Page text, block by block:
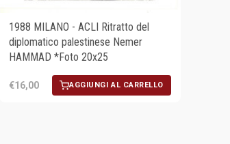
1988 MILANO - ACLI Ritratto del
diplomatico palestinese Nemer
HAMMAD *Foto 20x25
€16,00 AGGIUNGI AL CARRELLO